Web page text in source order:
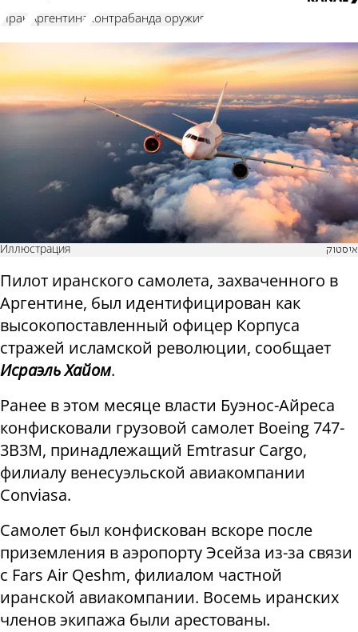
Иран Аргентина контрабанда оружия
Иллюстрация איסטוק
Пилот иранского самолета, захваченного в
Аргентине, был идентифицирован как
высокопоставленный офицер Корпуса
стражей исламской революции, сообщает
Исраэль Хайом.
Ранее в этом месяце власти Буэнос-Айреса
конфисковали грузовой самолет Boeing 747-
3B3M, принадлежащий Emtrasur Cargo,
филиалу венесуэльской авиакомпании
Conviasa.
Самолет был конфискован вскоре после
приземления в аэропорту Эсейза из-за связи
с Fars Air Qeshm, филиалом частной
иранской авиакомпании. Восемь иранских
членов экипажа были арестованы.